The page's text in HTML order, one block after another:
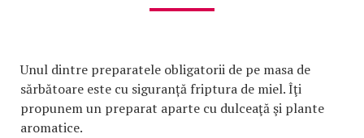
Unul dintre preparatele obligatorii de pe masa de
sărbătoare este cu siguranță friptura de miel. Îţi
propunem un preparat aparte cu dulceaţă şi plante
aromatice.